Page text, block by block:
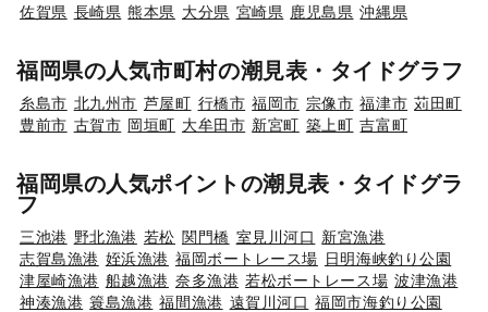
佐賀県 長崎県 熊本県 大分県 宮崎県 鹿児島県 沖縄県
福岡県の人気市町村の潮見表・タイドグラフ
糸島市 北九州市 芦屋町 行橋市 福岡市 宗像市 福津市 苅田町
豊前市 古賀市 岡垣町 大牟田市 新宮町 築上町 吉富町
福岡県の人気ポイントの潮見表・タイドグラ
フ
三池港 野北漁港 若松 関門橋 室見川河口 新宮漁港
志賀島漁港 姪浜漁港 福岡ボートレース場 日明海峡釣り公園
津屋崎漁港 船越漁港 奈多漁港 若松ボートレース場 波津漁港
神湊漁港 簑島漁港 福間漁港 遠賀川河口 福岡市海釣り公園